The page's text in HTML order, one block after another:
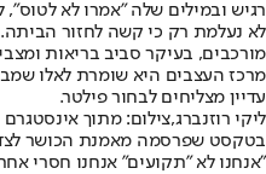
רגיש ובמילים שלה "אמרו לא
לא נעלמת רק כי קשה לחזור
מורכבים, בעיקר סביב בריאות
מרכז העצבים היא שומרת לאלו
עדיין מצליחים לבחור פילטר.
ליקי רוזנברג,צילום: מתוך אינסטגרם
בטקסט שפרסמה מאמנת הכושר
"אנחנו לא "תקועים" אנחנו חסרי